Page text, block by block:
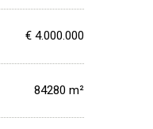
€ 4.000.000
84280 m²